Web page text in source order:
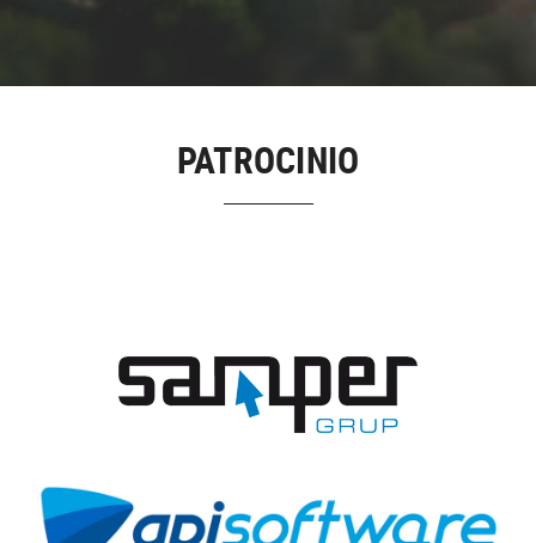
PATROCINIO